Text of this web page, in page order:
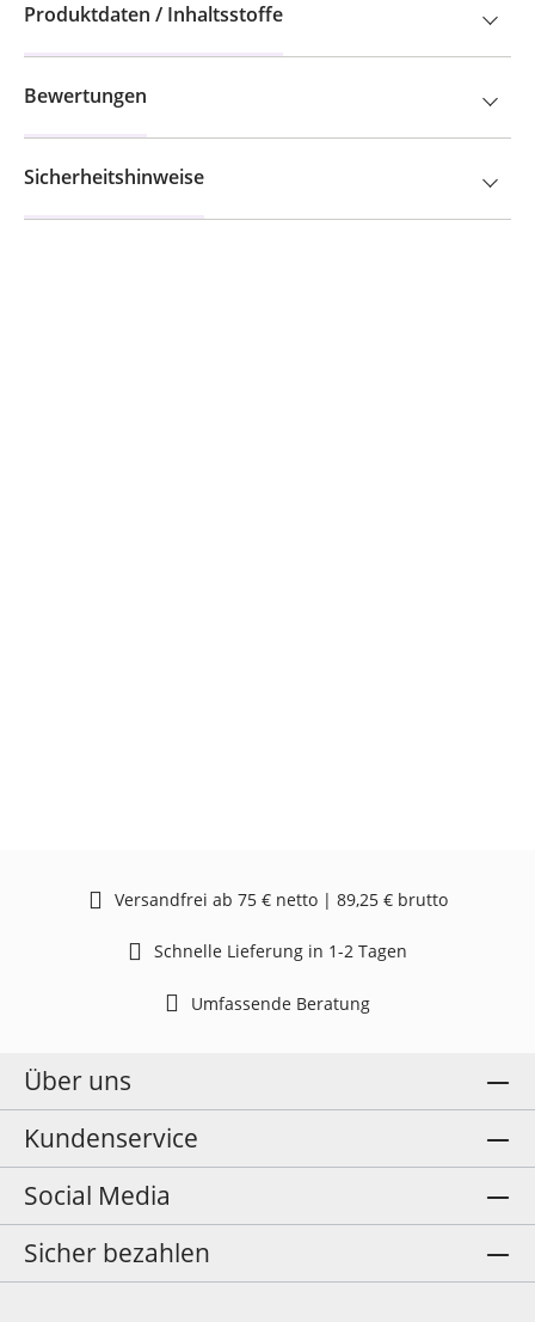
Produktdaten / Inhaltsstoffe
Bewertungen
Sicherheitshinweise
Versandfrei ab 75 € netto | 89,25 € brutto
Schnelle Lieferung in 1-2 Tagen
Umfassende Beratung
Über uns
Kundenservice
Social Media
Sicher bezahlen